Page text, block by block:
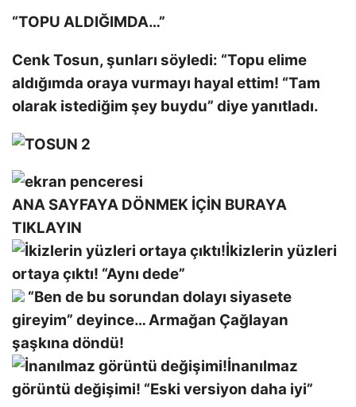
“TOPU ALDIĞIMDA…”
Cenk Tosun, şunları söyledi: “Topu elime
aldığımda oraya vurmayı hayal ettim! “Tam
olarak istediğim şey buydu” diye yanıtladı.
ANA SAYFAYA DÖNMEK İÇİN BURAYA
TIKLAYIN
İkizlerin yüzleri
ortaya çıktı! “Aynı dede”
“Ben de bu sorundan dolayı siyasete
gireyim” deyince… Armağan Çağlayan
şaşkına döndü!
İnanılmaz
görüntü değişimi! “Eski versiyon daha iyi”